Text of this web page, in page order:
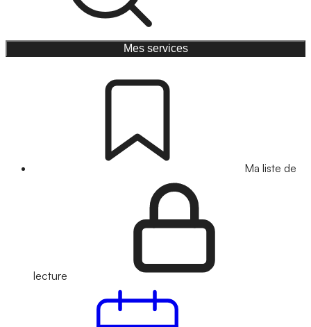
Mes services
Ma liste de
lecture